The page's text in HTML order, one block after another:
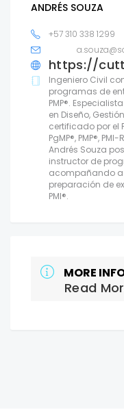
ANDRÉS SOUZA
+57 310 338 1299
https://
Ingeniero Civil
programas de
PMP®.
en Diseño,
certificado por el
PgMP®, PMP®,
Andrés Souza
instructor de
acompañando a
preparación de
PMI®.
MORE
Read